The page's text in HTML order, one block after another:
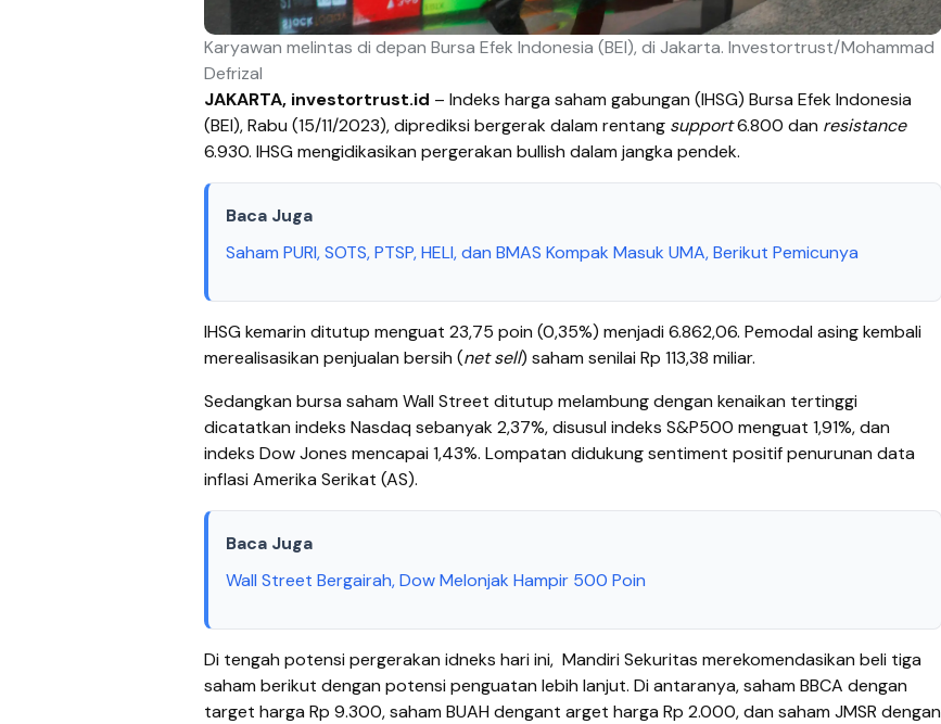
Karyawan melintas di depan Bursa Efek Indonesia (BEI), di Jakarta. Investortrust/Mohammad
Defrizal
JAKARTA, investortrust.id – Indeks harga saham gabungan (IHSG) Bursa Efek Indonesia
(BEI), Rabu (15/11/2023), diprediksi bergerak dalam rentang support6.800 dan resistance
6.930. IHSG mengidikasikan pergerakan bullish dalam jangka pendek.
Baca Juga
Saham PURI, SOTS, PTSP, HELI, dan BMAS Kompak Masuk UMA, Berikut Pemicunya
IHSG kemarin ditutup menguat 23,75 poin (0,35%) menjadi 6.862,06. Pemodal asing kembali
merealisasikan penjualan bersih (net sell) saham senilai Rp 113,38 miliar.
Sedangkan bursa saham Wall Street ditutup melambung dengan kenaikan tertinggi
dicatatkan indeks Nasdaq sebanyak 2,37%, disusul indeks S&P500 menguat 1,91%, dan
indeks Dow Jones mencapai 1,43%. Lompatan didukung sentiment positif penurunan data
inflasi Amerika Serikat (AS).
Baca Juga
Wall Street Bergairah, Dow Melonjak Hampir 500 Poin
Di tengah potensi pergerakan idneks hari ini, Mandiri Sekuritas merekomendasikan beli tiga
saham berikut dengan potensi penguatan lebih lanjut. Di antaranya, saham BBCA dengan
target harga Rp 9.300, saham BUAH dengant arget harga Rp 2.000, dan saham JMSR dengan